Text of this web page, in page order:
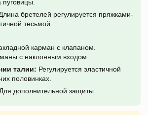
бретелей регулируется пряжками-
тесьмой.
карман с клапаном.
с наклонным входом.
талии: Регулируется эластичной
половинках.
дополнительной защиты.